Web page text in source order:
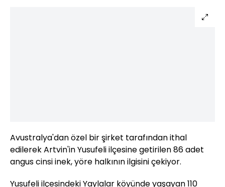
Avustralya'dan özel bir şirket tarafından ithal
edilerek Artvin'in Yusufeli ilçesine getirilen 86 adet
angus cinsi inek, yöre halkının ilgisini çekiyor.
Yusufeli ilçesindeki Yaylalar köyünde yaşayan 110